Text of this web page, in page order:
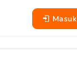
Masuk